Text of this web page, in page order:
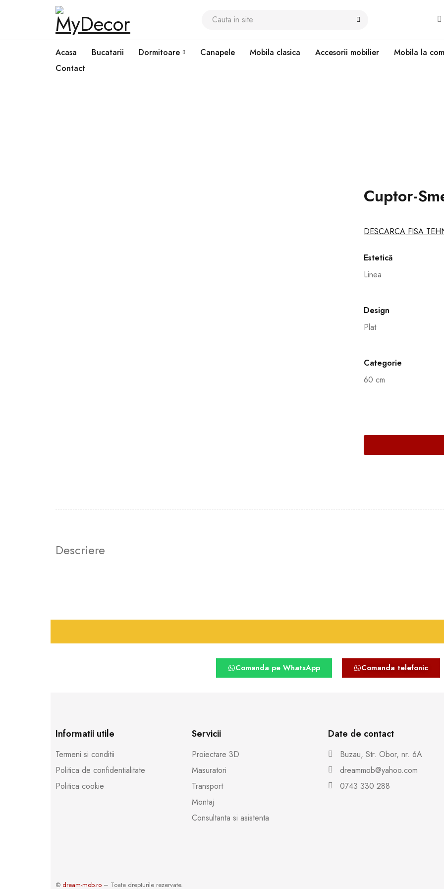
Acasa Bucatarii Dormitoare Canapele Mobila clasica Accesorii mobilier Mobila la
Contact
Cuptor-
DESCARCA FISA
Estetică
Linea
Design
Plat
Categorie
60 cm
Descriere
Comanda pe WhatsApp Comanda telefonic
Informatii utile
Termeni si conditii
Politica de confidentialitate
Politica cookie
Servicii
Proiectare 3D
Masuratori
Transport
Montaj
Consultanta si asistenta
Date de contact
Buzau, Str. Obor, nr. 6A
dreammob@yahoo.com
0743 330 288
© dream-mob.ro – Toate drepturile rezervate.